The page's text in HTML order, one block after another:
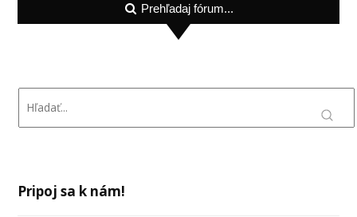
Prehľadaj fórum...
Pripoj sa k nám!